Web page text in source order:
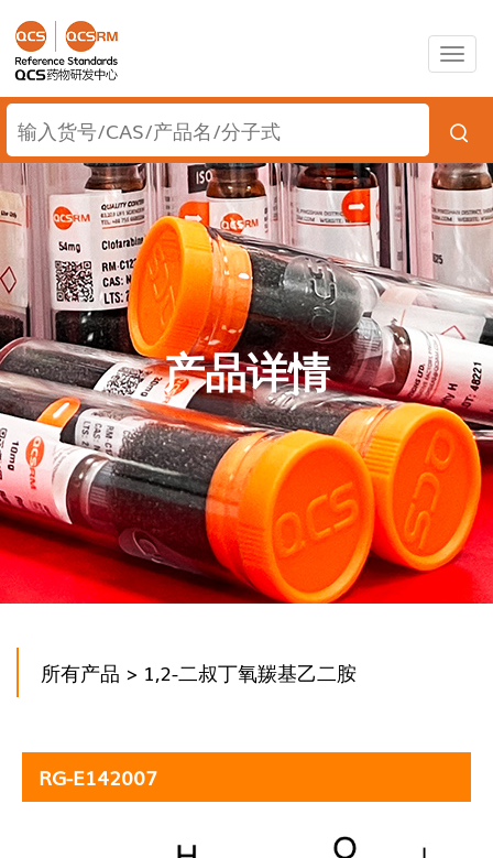
产品详情
所有产品 > 1,2-二叔丁氧羰基乙二胺
RG-E142007